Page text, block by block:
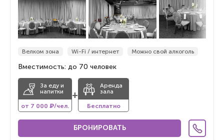
Велком зона Wi-Fi / интернет Можно свой алкоголь
Вместимость: до 70 человек
За еду и
напитки
от 7 000 ₽/чел.
+
Аренда
зала
Бесплатно
БРОНИРОВАТЬ